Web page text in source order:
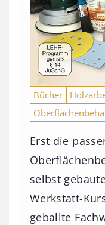
Bücher
Erst die
selbst
Werkstatt-
geballte